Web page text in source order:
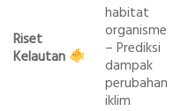
Riset
Kelautan
habitat
organisme
– Prediksi
dampak
perubahan
iklim